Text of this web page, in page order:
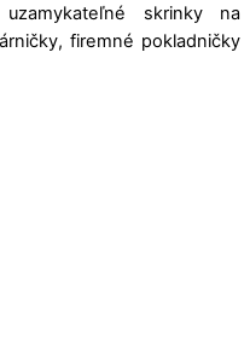
skrinky na
firemné pokladničky